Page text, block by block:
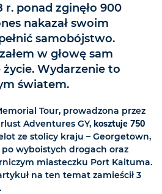
r. ponad zginęło 900
nakazał swoim
samobójstwo.
w głowę sam
życie. Wydarzenie to
światem.
Tour, prowadzona przez
Adventures GY, kosztuje 750
ze stolicy kraju – Georgetown,
wyboistych drogach oraz
miasteczku Port Kaituma.
na ten temat zamieścił 3